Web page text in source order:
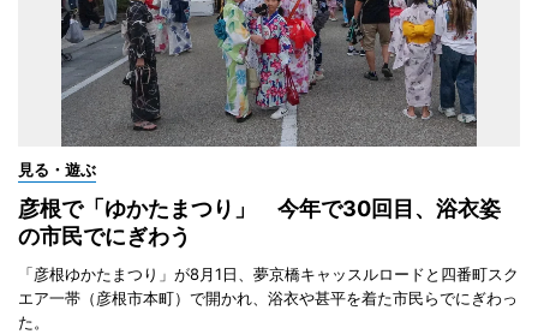
見る・遊ぶ
彦根で「ゆかたまつり」 今年で30回目、浴衣姿
の市民でにぎわう
「彦根ゆかたまつり」が8月1日、夢京橋キャッスルロードと四番町スク
エア一帯（彦根市本町）で開かれ、浴衣や甚平を着た市民らでにぎわっ
た。